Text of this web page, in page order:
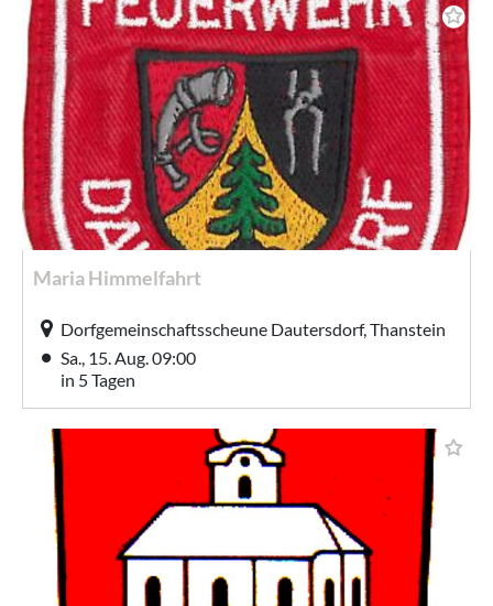
Maria Himmelfahrt
Dorfgemeinschaftsscheune Dautersdorf, Thanstein
Sa., 15. Aug. 09:00
in 5 Tagen